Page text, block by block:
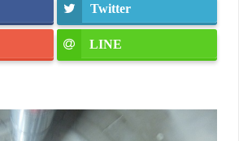
Twitter
LINE